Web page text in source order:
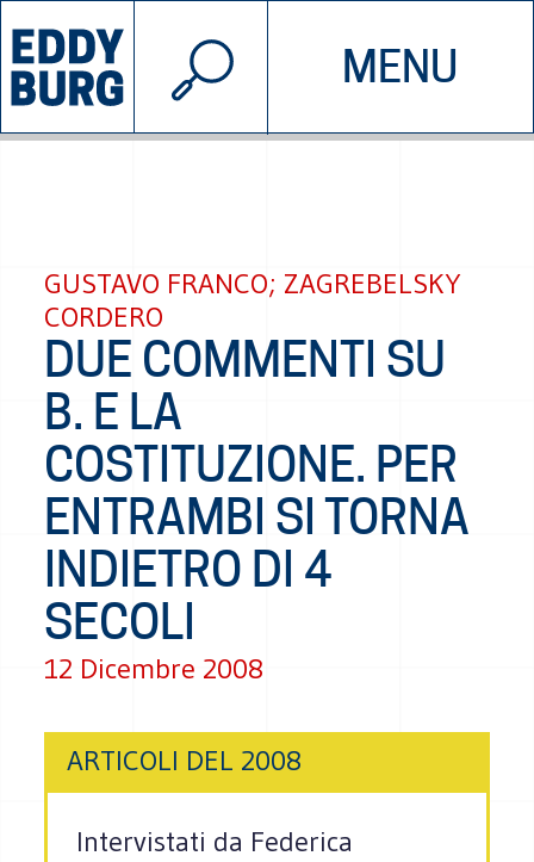
MENU
INIZIATIVE CHI SIAMO
© 2026 EDDYBURG
GUSTAVO FRANCO; ZAGREBELSKY
CORDERO
DUE COMMENTI SU
B. E LA
COSTITUZIONE. PER
ENTRAMBI SI TORNA
INDIETRO DI 4
SECOLI
12 Dicembre 2008
ARTICOLI DEL 2008
Intervistati da Federica